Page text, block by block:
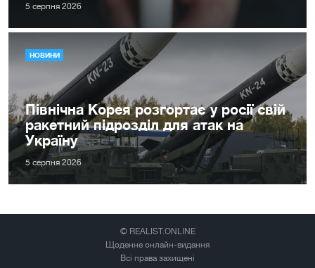
5 серпня 2026
НОВИНИ
Північна Корея розгортає у росії свій
ракетний підрозділ для атак на
Україну
5 серпня 2026
© REALIST.ONLINE
Щоденне онлайн-видання
Всі права захищені